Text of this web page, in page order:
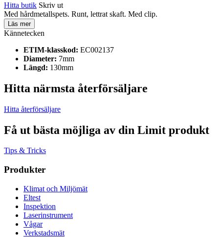
Hitta butik Skriv ut
Med hårdmetallspets. Runt, lettrat skaft. Med clip.
Läs mer
Kännetecken
ETIM-klasskod: EC002137
Diameter: 7mm
Längd: 130mm
Hitta närmsta återförsäljare
Hitta återförsäljare
Få ut bästa möjliga av din Limit produkt
Tips & Tricks
Produkter
Klimat och Miljömät
Eltest
Inspektion
Laserinstrument
Vågar
Verkstadsmät